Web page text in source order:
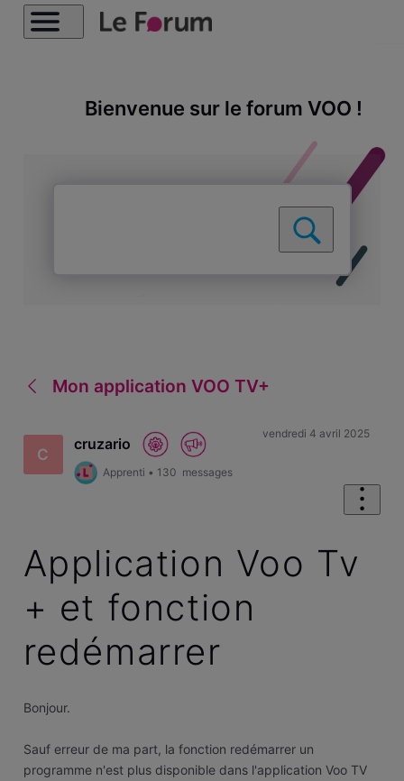
Bienvenue sur le forum VOO !
Mon application VOO TV+
C
cruzario
Apprenti • 130 messages
vendredi 4 avril 2025
Application Voo Tv
+ et fonction
redémarrer
Bonjour.
Sauf erreur de ma part, la fonction redémarrer un
programme n'est plus disponible dans l'application Voo TV